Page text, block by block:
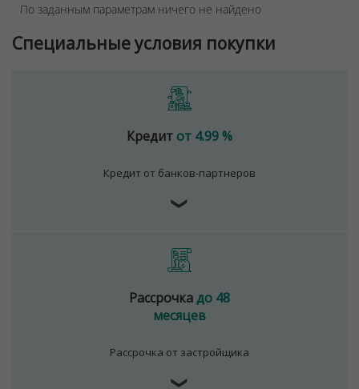
По заданным параметрам ничего не найдено
Специальные условия покупки
Кредит от 4.99 %
Кредит от банков-партнеров
❯
Рассрочкадо 48
месяцев
Рассрочка от застройщика
❯